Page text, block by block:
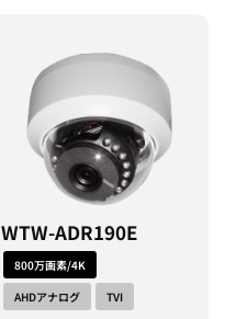
WTW-ADR190E
800万画素/4K
AHDアナログ
TVI